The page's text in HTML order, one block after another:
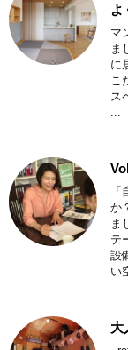
よ
マ
ま
に
こ
ス
か
ま
テ
設
い
大